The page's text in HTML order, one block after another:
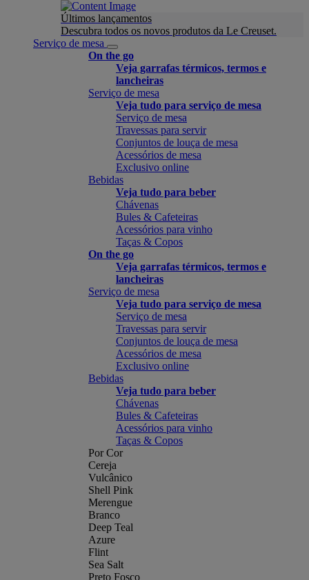
Últimos lançamentos
Descubra todos os novos produtos da Le Creuset.
Serviço de mesa
On the go
Veja garrafas térmicos, termos e
lancheiras
Serviço de mesa
Veja tudo para serviço de mesa
Serviço de mesa
Travessas para servir
Conjuntos de louça de mesa
Acessórios de mesa
Exclusivo online
Bebidas
Veja tudo para beber
Chávenas
Bules & Cafeteiras
Acessórios para vinho
Taças & Copos
On the go
Veja garrafas térmicos, termos e
lancheiras
Serviço de mesa
Veja tudo para serviço de mesa
Serviço de mesa
Travessas para servir
Conjuntos de louça de mesa
Acessórios de mesa
Exclusivo online
Bebidas
Veja tudo para beber
Chávenas
Bules & Cafeteiras
Acessórios para vinho
Taças & Copos
Por Cor
Cereja
Vulcânico
Shell Pink
Merengue
Branco
Deep Teal
Azure
Flint
Sea Salt
Preto Fosco